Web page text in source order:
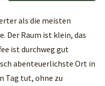
als die meisten
Der Raum ist klein, das
ist durchweg gut
abenteuerlichste Ort in
Tag tut, ohne zu